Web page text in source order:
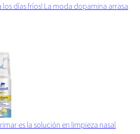
los días fríos! La moda dopamina arrasa
es la solución en limpieza nasal